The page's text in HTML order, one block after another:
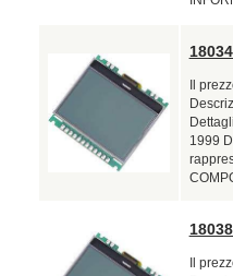
Il
1999
Il